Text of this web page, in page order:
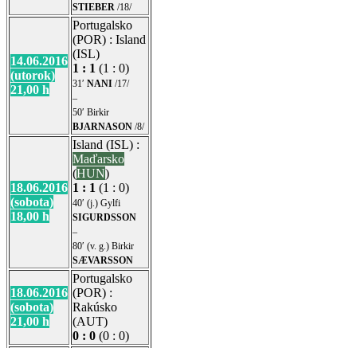
STIEBER /18/
14.06.2016
(utorok)
21,00 h
Portugalsko
(POR) : Island
(ISL)
1 : 1 (1 : 0)
31′ NANI /17/
–
50′ Birkir
BJARNASON /8/
18.06.2016
(sobota)
18,00 h
Island (ISL) :
Maďarsko
(HUN)
1 : 1 (1 : 0)
40′ (j.) Gylfi
SIGURDSSON
–
80′ (v. g.) Birkir
SÆVARSSON
18.06.2016
(sobota)
21,00 h
Portugalsko
(POR) :
Rakúsko
(AUT)
0 : 0 (0 : 0)